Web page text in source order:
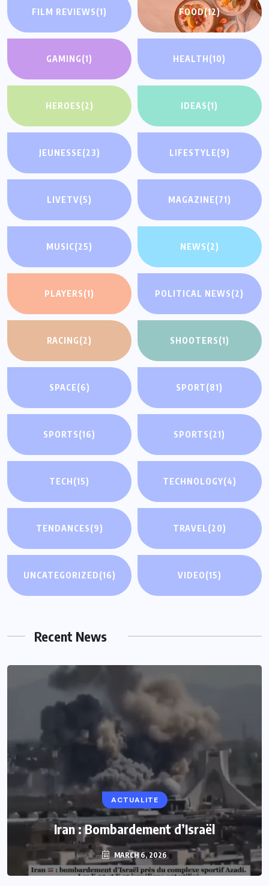
FILM REVIEWS(1) FOOD(12)
GAMING(1) HEALTH(10)
HEROES(2) IDEAS(1)
JEUNESSE(23) LIFESTYLE(9)
LIVETV(5) MAGAZINE(71)
MUSIC(25) NEWS(2)
PLAYERS(1) POLITICAL NEWS(2)
RACING(2) SHOOTERS(1)
SPACE(6) SPORT(81)
SPORTS(16) SPORTS(21)
TECH(15) TECHNOLOGY(4)
TENDANCES(9) TRAVEL(20)
UNCATEGORIZED(16) VIDEO(15)
Recent News
ACTUALITE
Iran : Bombardement d’Israël
MARCH 6, 2026